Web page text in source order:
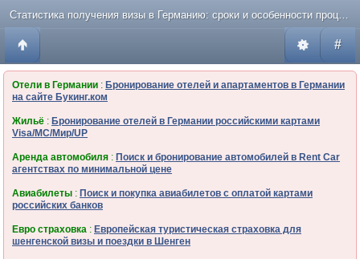
Статистика получения визы в Германию: сроки и особенности процесса
#
Отели в Германии : Бронирование отелей и апартаментов в Германии
на сайте Букинг.ком
Жильё : Бронирование отелей в Германии российскими картами
Visa/MC/Мир/UP
Аренда автомобиля : Поиск и бронирование автомобилей в Rent Car
агентствах по минимальной цене
Авиабилеты : Поиск и покупка авиабилетов с оплатой картами
российских банков
Евро страховка : Европейская туристическая страховка для
шенгенской визы и поездки в Шенген